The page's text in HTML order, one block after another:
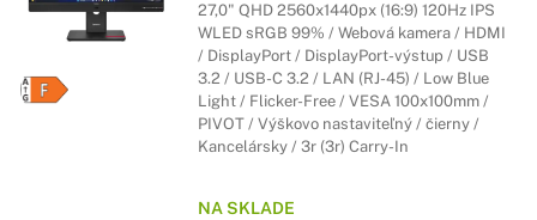
27,0" QHD 2560x1440px (16:9) 120Hz IPS
WLED sRGB 99% / Webová kamera / HDMI
/ DisplayPort / DisplayPort-výstup / USB
3.2 / USB-C 3.2 / LAN (RJ-45) / Low Blue
Light / Flicker-Free / VESA 100x100mm /
PIVOT / Výškovo nastaviteľný / čierny /
Kancelársky / 3r (3r) Carry-In
NA SKLADE